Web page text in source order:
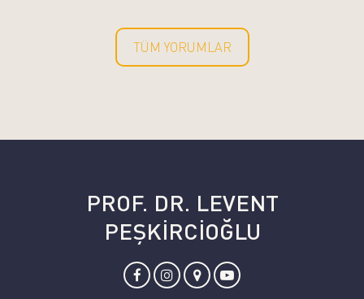
TÜM YORUMLAR
PROF. DR. LEVENT
PEŞKİRCİOĞLU